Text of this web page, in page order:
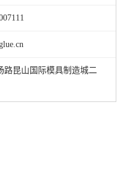
路昆山国际模具制造城二